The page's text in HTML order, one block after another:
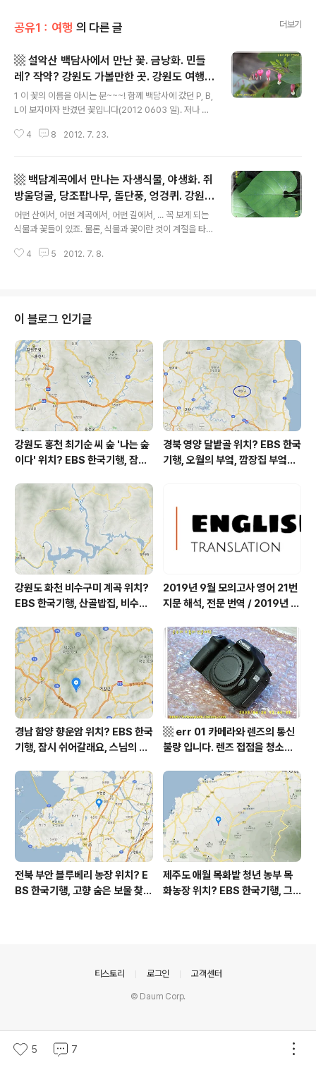
공유1：여행 의 다른 글 더보기
▩ 설악산 백담사에서 만난 꽃. 금낭화. 민들
레? 작약? 강원도 가볼만한 곳. 강원도 여행지
추천. ▩
1 이 꽃의 이름을 아시는 분~~~! 함께 백담사에 갔던 P, B,
L이 보자마자 반겼던 꽃입니다(2012 0603 일). 저나 그
포원(야외 식물원)에서 본 기억이 있어서, 보자마자 그 꽃
주세요. ^^ [ 2012 0724 화 추가 ] 이 꽃은 디모르포테카
또는 디모르포세카라는 이름으로 불리는 꽃이군요. 페이스
북에 사진을 올렸더니 관련 분야를 전공한 제자가 재깍 이
름을 알려주었습니다. 역시 알고 싶은 건 소문을 내야 빨리
알게 되는 것 같습니다. 영문으로는 Dimorphotheca로
적고 있군요. 학명 읽기는 라틴어 읽기 ..
4 8 2012. 7. 23.
▩ 백담계곡에서 만나는 자생식물, 야생화. 쥐
방울덩굴, 당조팝나무, 돌단풍, 엉겅퀴. 강원도
가볼만한 곳. ▩
어떤 산에서, 어떤 계곡에서, 어떤 길에서, ... 꼭 보게 되는
식물과 꽃들이 있죠. 물론, 식물과 꽃이란 것이 계절을 타는
서 계절을 무시하고 그 식물과 꽃을 볼 수 있는 것은 아니지
이 피는 존재니까요. 백담계곡을 늦봄-초여름에 가면 엇비
슷한 모습으로 자신을 드러내는 식물과 꽃이 있습니다. 천
천히 걸으면서 유심히 살핀다면, 백담사에서 하행하는 백
담계곡에서 보는 녀석들을, 백담사에서 상행하는 수렴동계
곡에서도 물론 볼 수 있습니다. 기후와 날씨가 이렇다 할 차
이가 없는 ..
4 5 2012. 7. 8.
이 블로그 인기글
강원도 홍천 최기순 씨 숲 '나는 숲
이다' 위치? EBS 한국기행, 잠시
군 최기순 씨 캠핑장 펜션 어디? /
강원도 홍천군 가볼 만한 곳, (구)
까르돈, kbs 인간극장
경북 영양 달밭골 위치? EBS 한국
기행, 오월의 부엌, 깜장집 부엌은
한 곳, 영양읍 상원리. KBS 인간극
장 임분노미 할머니
강원도 화천 비수구미 계곡 위치?
EBS 한국기행, 산골밥집, 비수구
부 화천군 비수구미 낙타민박 어
디? / 강원도 화천군 가볼 만한 곳
비수구미 마을, 파로호
2019년 9월 모의고사 영어 21번
지문 해석, 전문 번역 / 2019년 9
역, 평가원 2019년 고3 9월 영어
영역 외국어영역 전문 해석, Engli
sh to Korean translation
경남 함양 향운암 위치? EBS 한국
기행, 잠시 쉬어갈래요, 스님의 어
상남도 함양군 가볼 만한 곳, 용추
계곡 향운암 명천스님, 덕유산 황
석산 거망산 기백산
▩ err 01 카메라와 렌즈의 통신
불량 입니다. 렌즈 접점을 청소하
전북 부안 블루베리 농장 위치? E
BS 한국기행, 고향 숨은 보물 찾
제주도 애월 목화밭 청년 농부 목
화농장 위치? EBS 한국기행, 그
5 7
티스토리 로그인 고객센터
© Daum Corp.